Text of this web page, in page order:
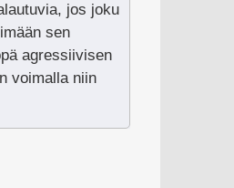
jos joku
sen
agressiivisen
voimalla niin